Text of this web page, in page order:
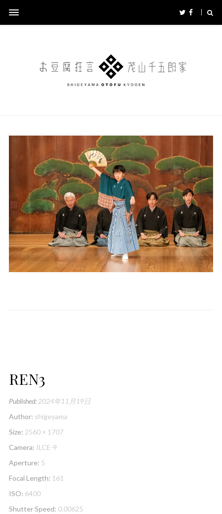
REN3
Published: 2024年11月19日
Author: shigeyama
Size: 2560 × 1707
Camera: ILCE-9
Aperture: 5
Focal Length: 161
ISO: 6400
Shutter Speed: 0.00625